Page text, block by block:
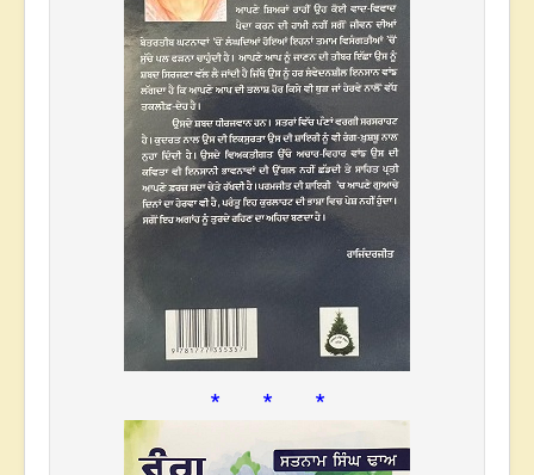
* * *